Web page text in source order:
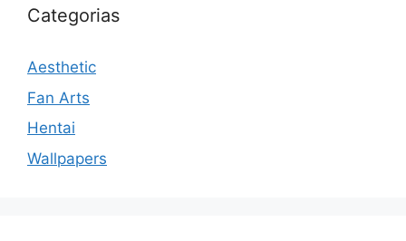
Categorias
Aesthetic
Fan Arts
Hentai
Wallpapers